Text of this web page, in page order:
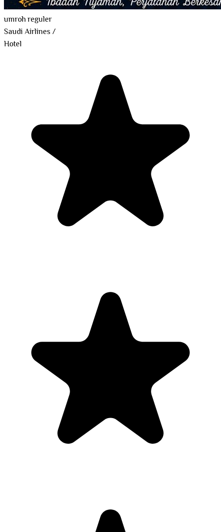
umroh reguler
Saudi Airlines/
Hotel